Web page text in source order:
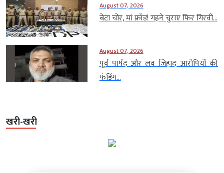
August 07, 2026
बेटा चोर, मां फ्रॉड! गहने चुराए फिर गिरवी...
August 07, 2026
पूर्व पार्षद और लव जिहाद आरोपियों की
फंडिंग...
खरी-खरी